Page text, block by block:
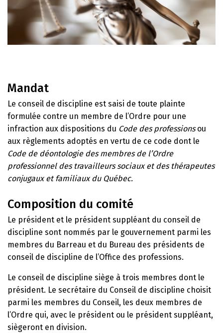
Mandat
Le conseil de discipline est saisi de toute plainte
formulée contre un membre de l’Ordre pour une
infraction aux dispositions du Code des professionsou
aux règlements adoptés en vertu de ce code dont le
Code de déontologie des membres de l’Ordre
professionnel des travailleurs sociaux et des thérapeutes
conjugaux et familiaux du Québec.
Composition du comité
Le président et le président suppléant du conseil de
discipline sont nommés par le gouvernement parmi les
membres du Barreau et du Bureau des présidents de
conseil de discipline de l’Office des professions.
Le conseil de discipline siège à trois membres dont le
président. Le secrétaire du Conseil de discipline choisit
parmi les membres du Conseil, les deux membres de
l’Ordre qui, avec le président ou le président suppléant,
siègeront en division.